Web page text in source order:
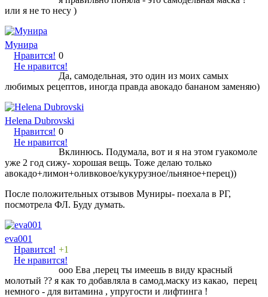
или я не то несу )
Мунира
Нравится!
Не нравится!
0
Да, самодельная, это один из моих самых
любимых рецептов, иногда правда авокадо бананом заменяю)
Helena Dubrovski
Нравится!
Не нравится!
0
Вклинюсь. Подумала, вот и я на этом гуакомоле
уже 2 год сижу- хорошая вещь. Тоже делаю только
авокадо+лимон+оливковое/кукурузное/льняное+перец))
После положительных отзывов Муниры- поехала в РГ,
посмотрела ФЛ. Буду думать.
eva001
Нравится!
Не нравится!
+1
ооо Ева ,перец ты имеешь в виду красный
молотый ?? я как то добавляла в самод.маску из какао, перец
немного - для витамина , упругости и лифтинга !